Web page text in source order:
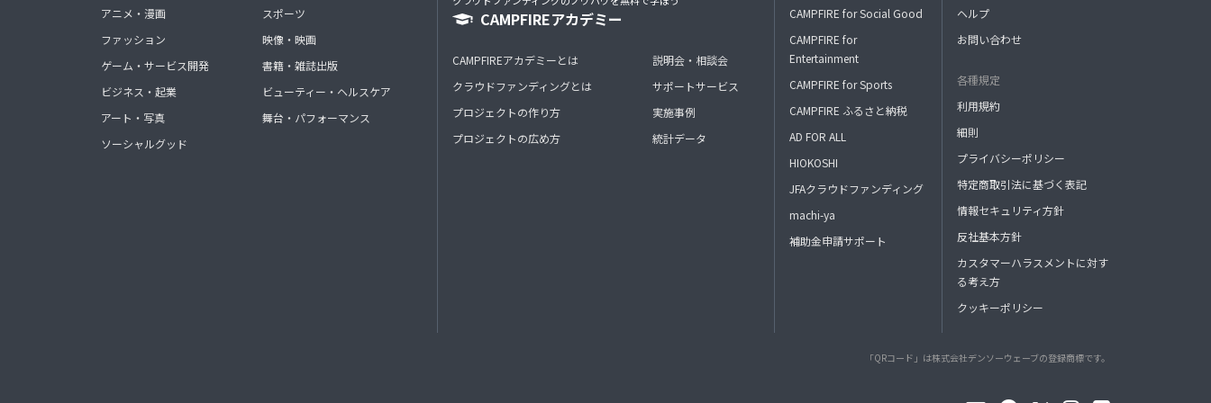
アニメ・漫画
ファッション
ゲーム・サービス開発
ビジネス・起業
アート・写真
ソーシャルグッド
スポーツ
映像・映画
書籍・雑誌出版
ビューティー・ヘルスケア
舞台・パフォーマンス
CAMPFIREアカデミー
CAMPFIREアカデミーとは
クラウドファンディングとは
プロジェクトの作り方
プロジェクトの広め方
説明会・相談会
サポートサービス
実施事例
統計データ
CAMPFIRE for Social Good
CAMPFIRE for
Entertainment
CAMPFIRE for Sports
CAMPFIRE ふるさと納税
AD FOR ALL
HIOKOSHI
JFAクラウドファンディング
machi-ya
補助金申請サポート
ヘルプ
お問い合わせ
各種規定
利用規約
細則
プライバシーポリシー
特定商取引法に基づく表記
情報セキュリティ方針
反社基本方針
カスタマーハラスメントに対す
る考え方
クッキーポリシー
「QRコード」は株式会社デンソーウェーブの登録商標です。